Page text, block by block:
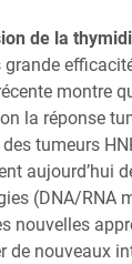
de la
grande
montre
la réponse
tumeurs
aujourd’hui
(DNA/RNA
nouvelles
de nouveaux